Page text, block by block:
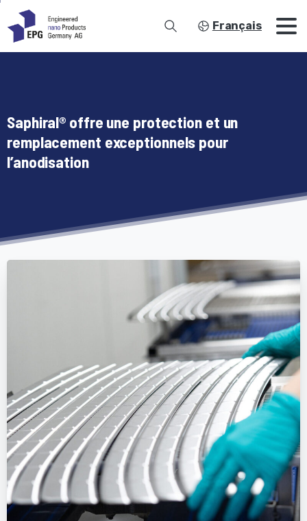
Français
Saphiral® offre une protection et un
remplacement exceptionnels pour
l’anodisation